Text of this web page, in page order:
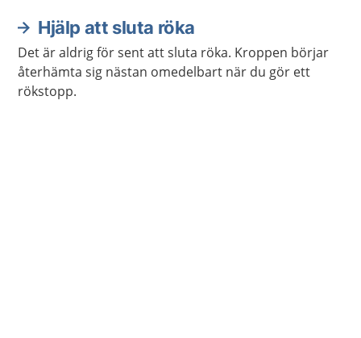
en barnmorska.
Hjälp att sluta röka
Det är aldrig för sent att sluta röka. Kroppen börjar
återhämta sig nästan omedelbart när du gör ett
rökstopp.